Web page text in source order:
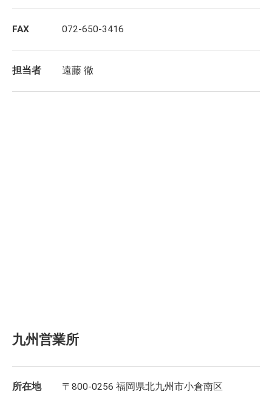
FAX 072-650-3416
担当者 遠藤 徹
九州営業所
所在地
〒800-0256 福岡県北九州市小倉南区